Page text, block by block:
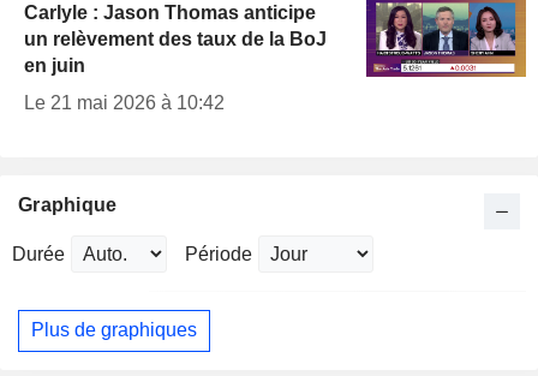
Carlyle : Jason Thomas anticipe
un relèvement des taux de la BoJ
en juin
Le 21 mai 2026 à 10:42
Graphique
Durée Période
Plus de graphiques